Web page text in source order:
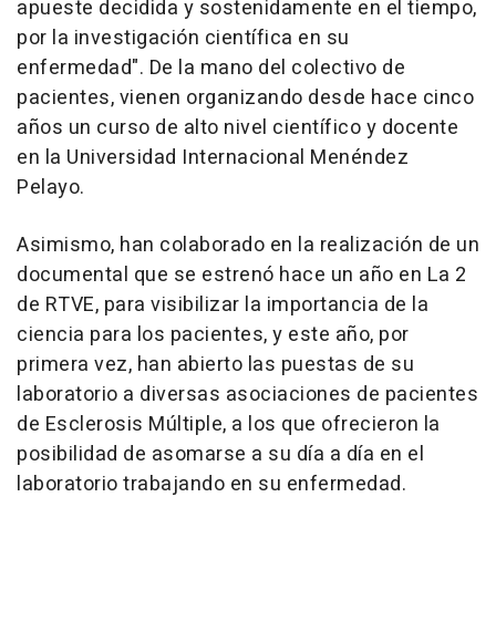
apueste decidida y sostenidamente en el tiempo,
por la investigación científica en su
enfermedad". De la mano del colectivo de
pacientes, vienen organizando desde hace cinco
años un curso de alto nivel científico y docente
en la Universidad Internacional Menéndez
Pelayo.
Asimismo, han colaborado en la realización de un
documental que se estrenó hace un año en La 2
de RTVE, para visibilizar la importancia de la
ciencia para los pacientes, y este año, por
primera vez, han abierto las puestas de su
laboratorio a diversas asociaciones de pacientes
de Esclerosis Múltiple, a los que ofrecieron la
posibilidad de asomarse a su día a día en el
laboratorio trabajando en su enfermedad.